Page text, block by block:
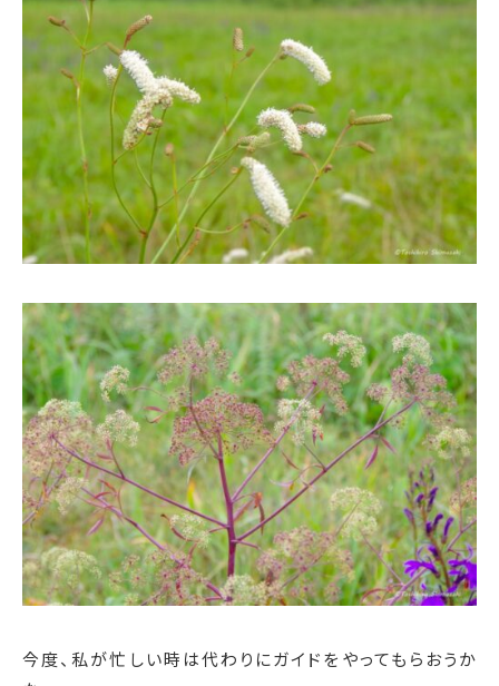
今度、私が忙しい時は代わりにガイドをやってもらおうか